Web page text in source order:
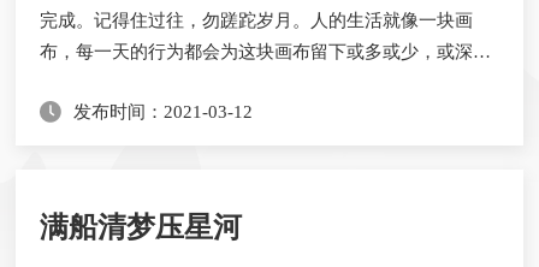
完成。记得住过往，勿蹉跎岁月。人的生活就像一块画
布，每一天的行为都会为这块画布留下或多或少，或深或
发现有许多颜色是那么令人不满，这些颜色在这块画布上
果，那块画布上的痕迹，也不会因为我们的悔不当初而...
发布时间：2021-03-12
满船清梦压星河